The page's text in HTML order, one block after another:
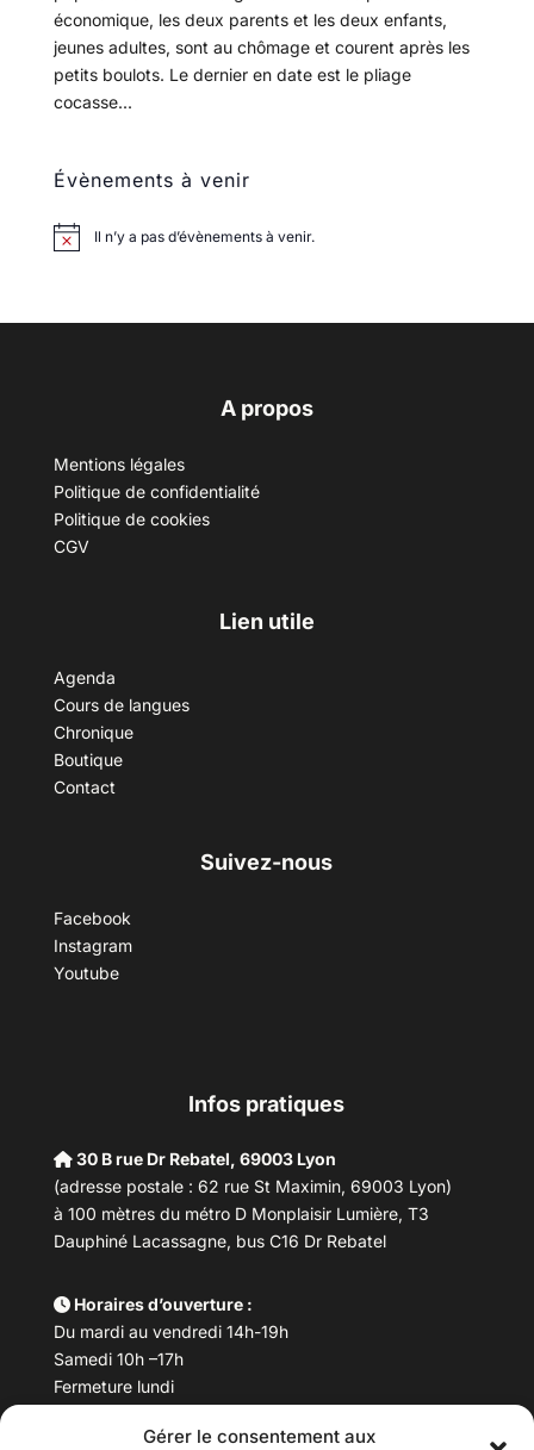
Gérer le consentement aux
économique, les deux parents et les deux enfants,
jeunes adultes, sont au chômage et courent après les
petits boulots. Le dernier en date est le pliage
cocasse...
Évènements à venir
Il n’y a pas d’évènements à venir.
A propos
Mentions légales
Politique de confidentialité
Politique de cookies
CGV
Lien utile
Agenda
Cours de langues
Chronique
Boutique
Contact
Suivez-nous
Facebook
Instagram
Youtube
Infos pratiques
30 B rue Dr Rebatel, 69003 Lyon
(adresse postale : 62 rue St Maximin, 69003 Lyon)
à 100 mètres du métro D Monplaisir Lumière, T3
Dauphiné Lacassagne, bus C16 Dr Rebatel
Horaires d’ouverture :
Du mardi au vendredi 14h-19h
Samedi 10h –17h
Fermeture lundi